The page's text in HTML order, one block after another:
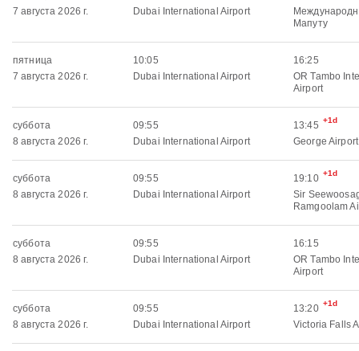
7 августа 2026 г.
Dubai International Airport
Мапуту
пятница
7 августа 2026 г.
10:05
Dubai International Airport
16:25
OR Tambo
Airport
суббота
8 августа 2026 г.
09:55
Dubai International Airport
13:45 +1d
George Airport
суббота
8 августа 2026 г.
09:55
Dubai International Airport
19:10 +1d
Sir
Ramgoolam
суббота
8 августа 2026 г.
09:55
Dubai International Airport
16:15
OR Tambo
Airport
суббота
8 августа 2026 г.
09:55
Dubai International Airport
13:20 +1d
Victoria Falls